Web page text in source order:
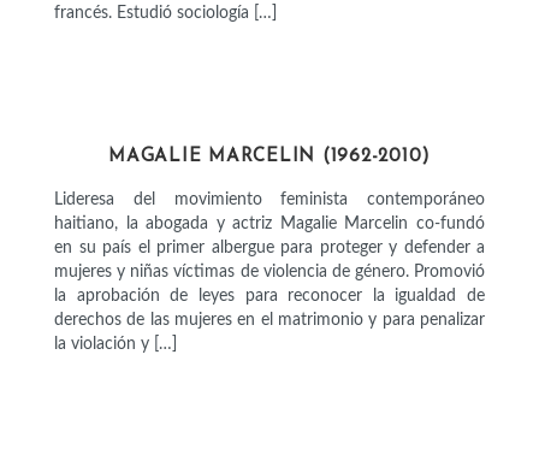
francés. Estudió sociología […]
MAGALIE MARCELIN (1962-2010)
Lideresa del movimiento feminista contemporáneo
haitiano, la abogada y actriz Magalie Marcelin co-fundó
en su país el primer albergue para proteger y defender a
mujeres y niñas víctimas de violencia de género. Promovió
la aprobación de leyes para reconocer la igualdad de
derechos de las mujeres en el matrimonio y para penalizar
la violación y […]